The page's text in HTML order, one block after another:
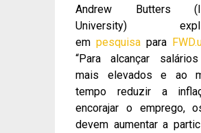
Andrew Butters
University)
em pesquisa para
“Para alcançar
mais elevados e ao
tempo reduzir a
encorajar o emprego,
devem aumentar a